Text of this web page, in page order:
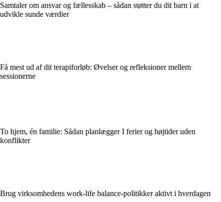
Samtaler om ansvar og fællesskab – sådan støtter du dit barn i at
udvikle sunde værdier
Få mest ud af dit terapiforløb: Øvelser og refleksioner mellem
sessionerne
To hjem, én familie: Sådan planlægger I ferier og højtider uden
konflikter
Brug virksomhedens work-life balance-politikker aktivt i hverdagen